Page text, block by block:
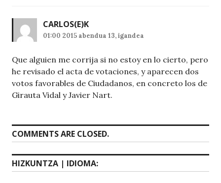
CARLOS(E)K
01:00 2015 abendua 13, igandea
Que alguien me corrija si no estoy en lo cierto, pero
he revisado el acta de votaciones, y aparecen dos
votos favorables de Ciudadanos, en concreto los de
Girauta Vidal y Javier Nart.
COMMENTS ARE CLOSED.
HIZKUNTZA | IDIOMA: